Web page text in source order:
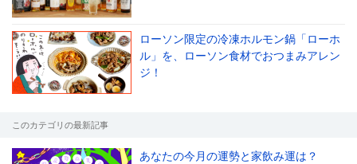
ローソン限定の冷凍ホルモン鍋「ローホ
ル」を、ローソン食材でおつまみアレン
ジ！
このカテゴリの最新記事
あなたの今月の運勢と家飲み運は？